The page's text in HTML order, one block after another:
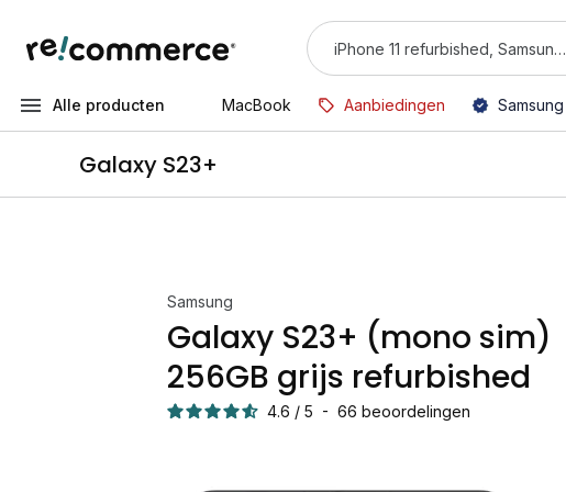
Alle producten MacBook Aanbiedingen
Galaxy S23+
Samsung
Galaxy S23+ (mono sim)
256GB grijs refurbished
4.6 / 5 - 66 beoordelingen